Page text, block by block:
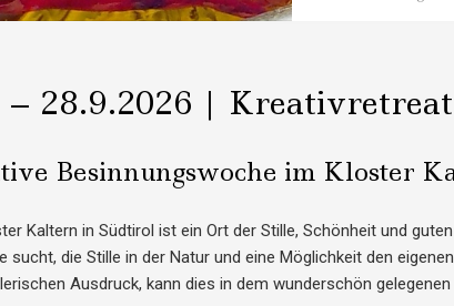
– 28.9.2026 |
Besinnungswoche im Kloster
Kaltern in Südtirol ist ein Ort der Stille, Schönheit und
sucht, die Stille in der Natur und eine Möglichkeit den
Ausdruck, kann dies in dem wunderschön